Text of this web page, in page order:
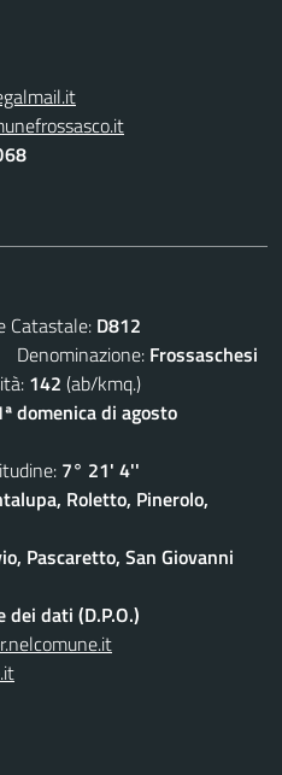
Catastale: D812
Denominazione: Frossaschesi
142 (ab/kmq.)
domenica di agosto
7° 21' 4''
Roletto, Pinerolo,
Pascaretto, San Giovanni
dati (D.P.O.)